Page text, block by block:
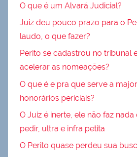
O que é um Alvará Judicial?
Juiz deu pouco prazo para o
laudo, o que fazer?
Perito se cadastrou no tribunal
acelerar as nomeações?
O que é e pra que serve a
honorários periciais?
O Juiz é inerte, ele não faz
pedir, ultra e infra petita
O Perito quase perdeu sua